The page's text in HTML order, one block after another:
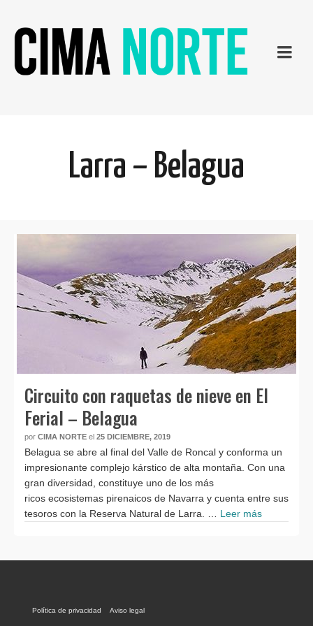
Larra – Belagua
Circuito con raquetas de nieve en El
Ferial – Belagua
por CIMA NORTE el 25 DICIEMBRE, 2019
Belagua se abre al final del Valle de Roncal y conforma un
impresionante complejo kárstico de alta montaña. Con una
gran diversidad, constituye uno de los más
ricos ecosistemas pirenaicos de Navarra y cuenta entre sus
tesoros con la Reserva Natural de Larra. … Leer más
Política de privacidad Aviso legal